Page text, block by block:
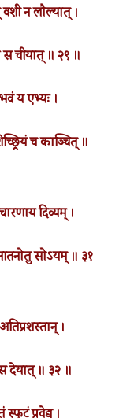
न लौल्यात् ।
चीयात् ॥ २९ ॥
य एभ्यः ।
च काञ्चित् ॥
दिव्यम् ।
सोऽयम् ॥ ३१
।
स देयात् ॥ ३२ ॥